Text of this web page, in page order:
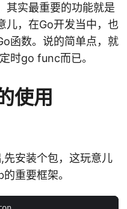
其实最重要的功能就是
儿，在Go开发当中，也
函数。说的简单点，就
时go func而已。
使用
安装个包，这玩意儿
重要框架。